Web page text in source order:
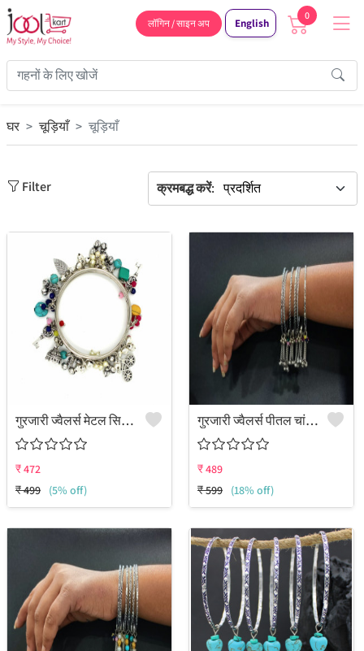
लॉगिन / साइन अप English
0
घर चूड़ियाँ चूड़ियाँ
Filter क्रमबद्ध करें:
गुरजारी ज्वैलर्स मेटल सिल्वर चूड़ी सेट (4 का पैक)
₹472
₹499 (5% off)
गुरजारी ज्वैलर्स पीतल चांदी की चूड़ी ()
₹489
₹599 (18% off)